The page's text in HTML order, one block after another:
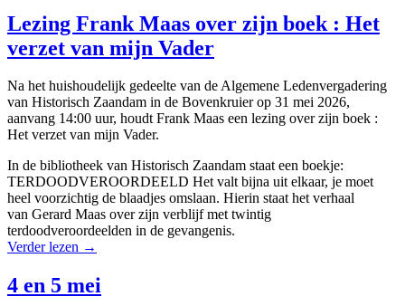
Lezing Frank Maas over zijn boek : Het
verzet van mijn Vader
Na het huishoudelijk gedeelte van de Algemene Ledenvergadering
van Historisch Zaandam in de Bovenkruier op 31 mei 2026,
aanvang 14:00 uur, houdt Frank Maas een lezing over zijn boek :
Het verzet van mijn Vader.
In de bibliotheek van Historisch Zaandam staat een boekje:
TERDOODVEROORDEELD Het valt bijna uit elkaar, je moet
heel voorzichtig de blaadjes omslaan. Hierin staat het verhaal
van Gerard Maas over zijn verblijf met twintig
terdoodveroordeelden in de gevangenis.
Verder lezen →
4 en 5 mei